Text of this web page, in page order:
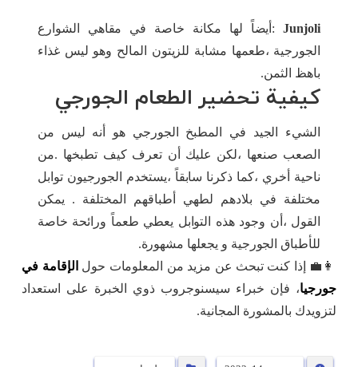
Junjoli:أيضاً لها مكانة خاصة في مقاهي الشوارع
الجورجية ،طعمها مشابة للزيتون المالح وهو ليس غذاء
باهظ الثمن.
كيفية تحضير الطعام الجورجي
الشيء الجيد في المطبخ الجورجي هو أنه ليس من
الصعب صنعها ،لكن عليك أن تعرف كيف تطبخها .من
ناحية أخري ،كما ذكرنا سابقاً ،يستخدم الجورجيون توابل
مختلفة في بلادهم لطهي أطباقهم المختلفة . يمكن
القول ،أن وجود هذه التوابل يعطي طعماً ورائحة خاصة
للأطباق الجورجية و يجعلها مشهورة.
👩‍💼 إذا كنت تبحث عن مزيد من المعلومات حول الإقامة في
جورجيا، فإن خبراء سیسنوجروب ذوي الخبرة على استعداد
لتزويدك بالمشورة المجانية.